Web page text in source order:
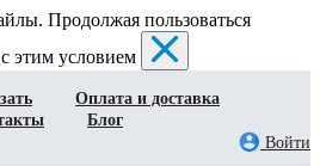
Продолжая пользоваться
этим условием
Оплата и доставка
Блог
Войти